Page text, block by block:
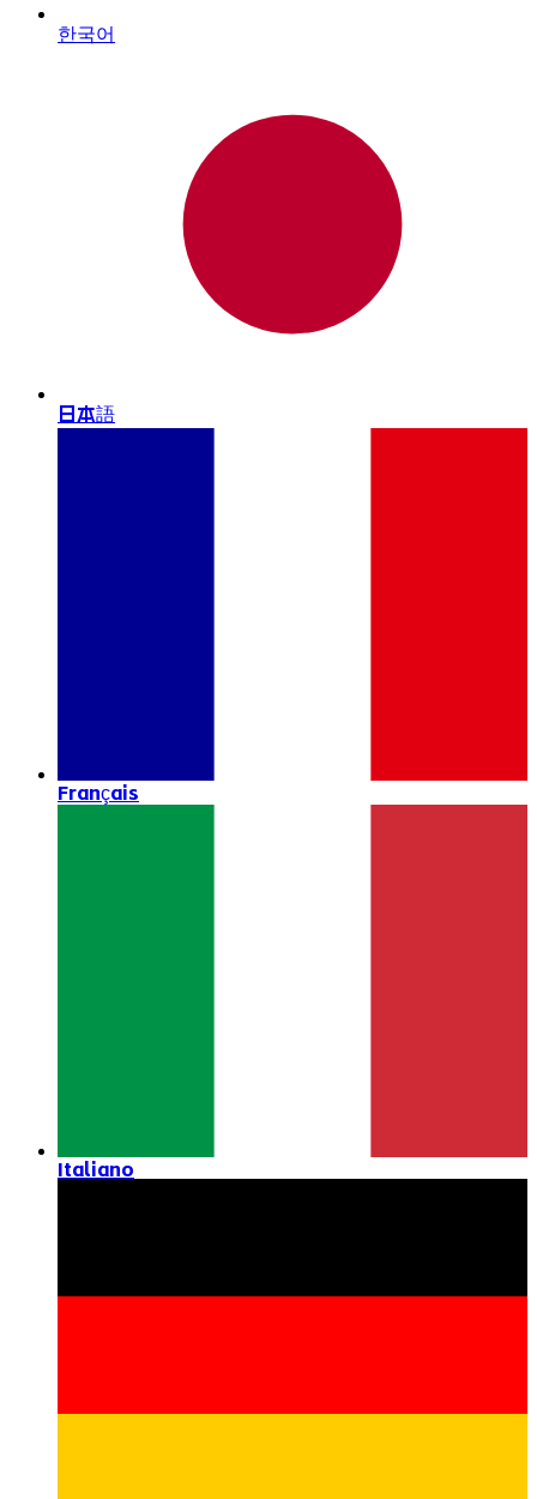
한국어
日本語
Français
Italiano